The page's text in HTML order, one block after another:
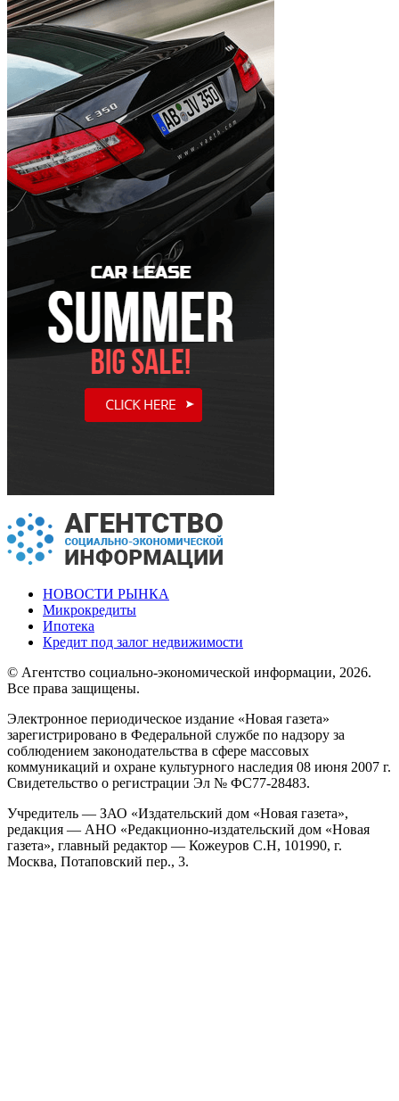
НОВОСТИ РЫНКА
Микрокредиты
Ипотека
Кредит под залог недвижимости
© Агентство социально-экономической информации, 2026.
Все права защищены.
Электронное периодическое издание «Новая газета»
зарегистрировано в Федеральной службе по надзору за
соблюдением законодательства в сфере массовых
коммуникаций и охране культурного наследия 08 июня 2007 г.
Свидетельство о регистрации Эл № ФС77-28483.
Учредитель — ЗАО «Издательский дом «Новая газета»,
редакция — АНО «Редакционно-издательский дом «Новая
газета», главный редактор — Кожеуров С.Н, 101990, г.
Москва, Потаповский пер., 3.